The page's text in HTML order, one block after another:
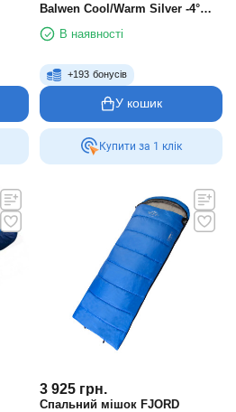
Balwen Cool/Warm Silver -4°
Blue/Grey
В наявності
+193 бонусів
У кошик
Купити за 1 клiк
3 925 грн.
Спальний мішок FJORD